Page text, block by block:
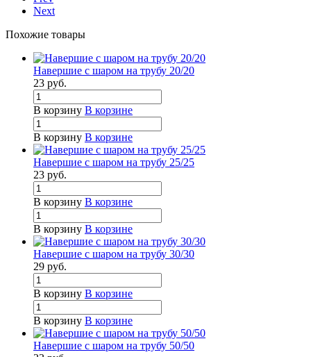
Next
Похожие товары
Навершие с шаром на трубу 20/20
23 руб.
В корзину В корзине
В корзину В корзине
Навершие с шаром на трубу 25/25
23 руб.
В корзину В корзине
В корзину В корзине
Навершие с шаром на трубу 30/30
29 руб.
В корзину В корзине
В корзину В корзине
Навершие с шаром на трубу 50/50